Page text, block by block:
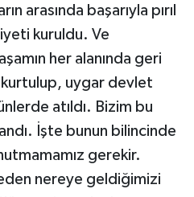
arasında başarıyla pırıl
kuruldu. Ve
her alanında geri
kurtulup, uygar devlet
atıldı. Bizim bu
İşte bunun bilincinde
gerekir.
nereye geldiğimizi